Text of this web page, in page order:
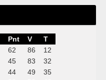
Pnt V
T
62 86
12
45 83
32
44 49
35